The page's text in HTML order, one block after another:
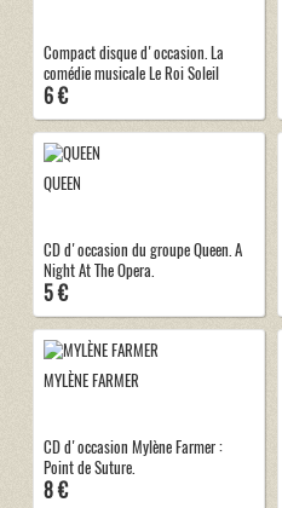
Compact disque d'occasion. La
comédie musicale Le Roi Soleil
6 €
QUEEN
CD d'occasion du groupe Queen. A
Night At The Opera.
5 €
MYLÈNE FARMER
CD d'occasion Mylène Farmer :
Point de Suture.
8 €